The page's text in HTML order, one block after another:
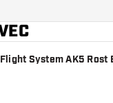
System AK5 Rost